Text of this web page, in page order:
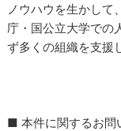
ノウハウを生かして
庁・国公立大学での
ず多くの組織を支援
■ 本件に関するお問